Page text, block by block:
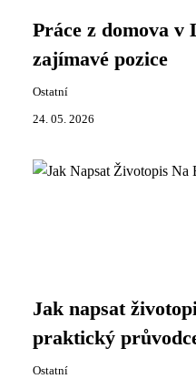
Práce z domova
zajímavé pozice
Ostatní
24. 05. 2026
Jak napsat
praktický
Ostatní